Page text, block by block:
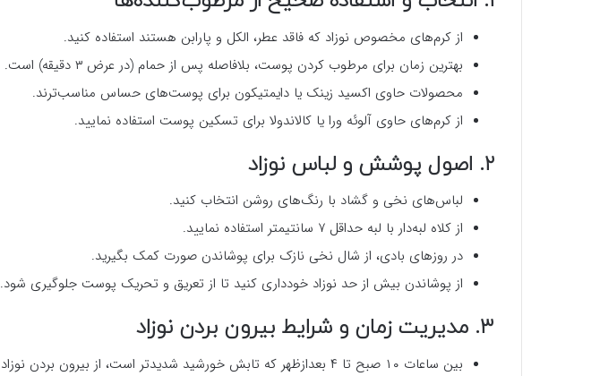
از کرم‌های مخصوص نوزاد که فاقد عطر، الکل و پارابن هستند استفاده کنید.
بهترین زمان برای مرطوب کردن پوست، بلافاصله پس از حمام (در عرض ۳ دقیقه) است.
محصولات حاوی اکسید زینک یا دایمتیکون برای پوست‌های حساس مناسب‌ترند.
از کرم‌های حاوی آلوئه ورا یا کالاندولا برای تسکین پوست استفاده نمایید.
۲. اصول پوشش و لباس نوزاد
لباس‌های نخی و گشاد با رنگ‌های روشن انتخاب کنید.
از کلاه لبه‌دار با لبه حداقل ۷ سانتیمتر استفاده نمایید.
در روزهای بادی، از شال نخی نازک برای پوشاندن صورت کمک بگیرید.
از پوشاندن بیش از حد نوزاد خودداری کنید تا از تعریق و تحریک پوست جلوگیری شود.
۳. مدیریت زمان و شرایط بیرون بردن نوزاد
بین ساعات ۱۰ صبح تا ۴ بعدازظهر که تابش خورشید شدیدتر است، از بیرون بردن نوزاد خودداری کنید.